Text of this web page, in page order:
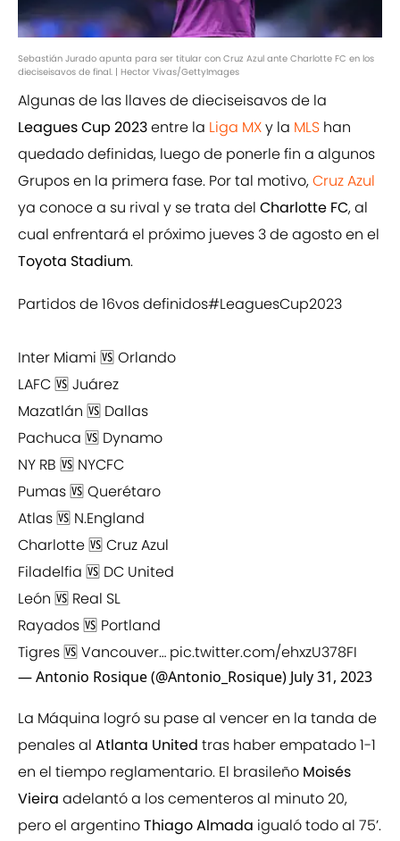
Sebastián Jurado apunta para ser titular con Cruz Azul ante Charlotte FC en los
dieciseisavos de final. | Hector Vivas/GettyImages
Algunas de las llaves de dieciseisavos de la
Leagues Cup 2023entre la Liga MXy la MLS han
quedado definidas, luego de ponerle fin a algunos
Grupos en la primera fase. Por tal motivo,Cruz Azul
ya conoce a su rival y se trata del Charlotte FC, al
cual enfrentará el próximo jueves 3 de agosto en el
Toyota Stadium.
Partidos de 16vos definidos#LeaguesCup2023
Inter Miami 🆚 Orlando
LAFC 🆚 Juárez
Mazatlán 🆚 Dallas
Pachuca 🆚 Dynamo
NY RB 🆚 NYCFC
Pumas 🆚 Querétaro
Atlas 🆚 N.England
Charlotte 🆚 Cruz Azul
Filadelfia 🆚 DC United
León 🆚 Real SL
Rayados 🆚 Portland
Tigres 🆚 Vancouver… pic.twitter.com/ehxzU378FI
— Antonio Rosique (@Antonio_Rosique) July 31, 2023
La Máquina logró su pase al vencer en la tanda de
penales al Atlanta United tras haber empatado 1-1
en el tiempo reglamentario. El brasileño Moisés
Vieira adelantó a los cementeros al minuto 20,
pero el argentinoThiago Almada igualó todo al 75’.